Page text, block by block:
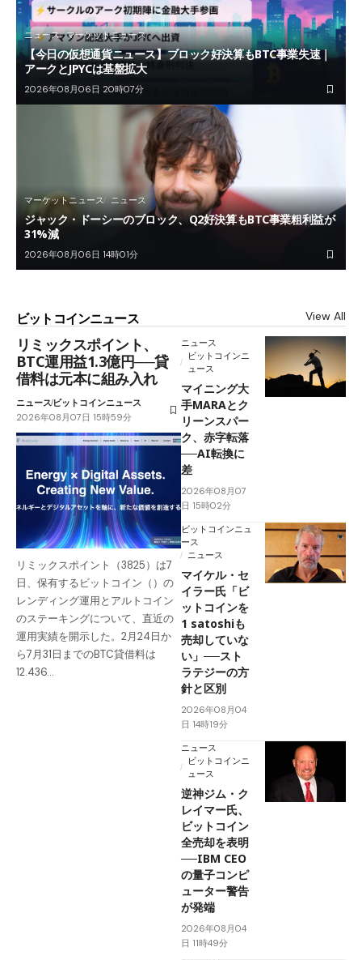
ニュース マーケットニュース
【今日の仮想通貨ニュース】ブロック好決算もBTC事業失速｜
アークとJPYCは基盤拡大
2026年08月06日 20時07分
マーケットニュース ニュース
ジャック・ドーシーのブロック、Q2好決算もBTC事業粗利益が
31%減
2026年08月06日 14時01分
ビットコインニュース View All
リミックスポイント、
BTC運用益1.3億円──貸
借料は元本に組み入れ
ニュースビットコインニュース
2026年08月07日 15時59分
リミックスポイント（3825）は7
日、保有するビットコイン（）の
レンディング運用とアルトコイン
のステーキングについて、直近の
運用実績を開示した。2月24日か
ら7月31日までのBTC貸借料は
12.436…
ニュース
ビットコインニ
ュース
マイニング大
手MARAとク
リーンスパー
ク、赤字転落
──AI転換に
差
2026年08月07
日 15時02分
ビットコインニュ
ース
ニュース
マイケル・セ
イラー氏「ビ
ットコインを
1 satoshiも
売却していな
い」──スト
ラテジーの方
針と区別
2026年08月04
日 14時19分
ニュース
ビットコインニ
ュース
逆神ジム・ク
レイマー氏、
ビットコイン
全売却を表明
──IBM CEO
の量子コンピ
ューター警告
が発端
2026年08月04
日 11時49分